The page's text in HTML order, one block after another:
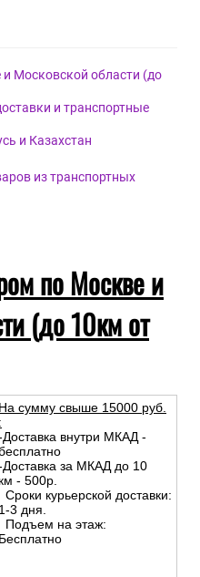
Московской области (до
и транспортные
и Казахстан
из транспортных
по Москве и
(до 10км от
На сумму свыше 15000 руб.
:
Доставка внутри МКАД -
Доставка за МКАД до 10
км - 500р.
Сроки курьерской доставки:
1-3 дня.
Подъем на этаж:
Бесплатно